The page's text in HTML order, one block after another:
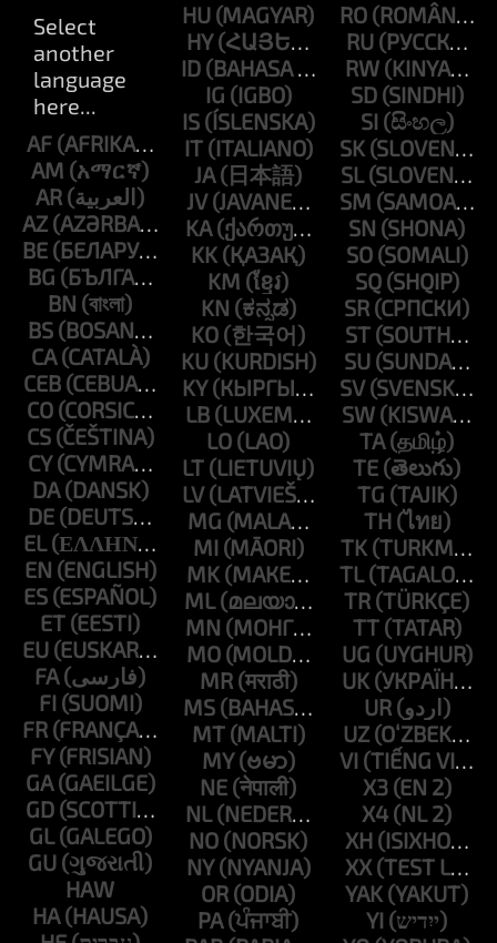
AF
AM
AR
AZ
BE
BG
BN
BS
CA
CEB
CO
CS
CY
DA
DE
EL
EN
ES
ET
EU
FA
FI
FR
FY
GA
GD
GL
GU
HAW
HA
HU
HY
ID
IG
IS
IT
JA
JV
KA
KK
KM
KN
KO
KU
KY
LB
LO
LT
LV
MG
MI
MK
ML
MN
MO
MR
MS
MT
MY
NE
NL
NO
NY
OR
PA
RO
RU
RW
SD
SI
SK
SL
SM
SN
SO
SQ
SR
ST
SU
SV
SW
TA
TE
TG
TH
TK
TL
TR
TT
UG
UK
UR
UZ
VI
X3
X4
XH
XX
YAK
YI